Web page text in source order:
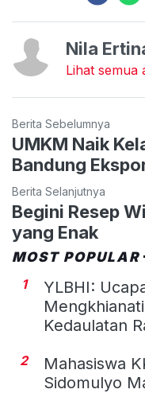
Nila
Lihat semua
Berita Sebelumnya
UMKM Naik
Bandung
Berita Selanjutnya
Begini Resep
yang Enak
MOST POPULAR
1
YLBHI:
Kedaulatan
2
Mahasiswa
Sidomulyo